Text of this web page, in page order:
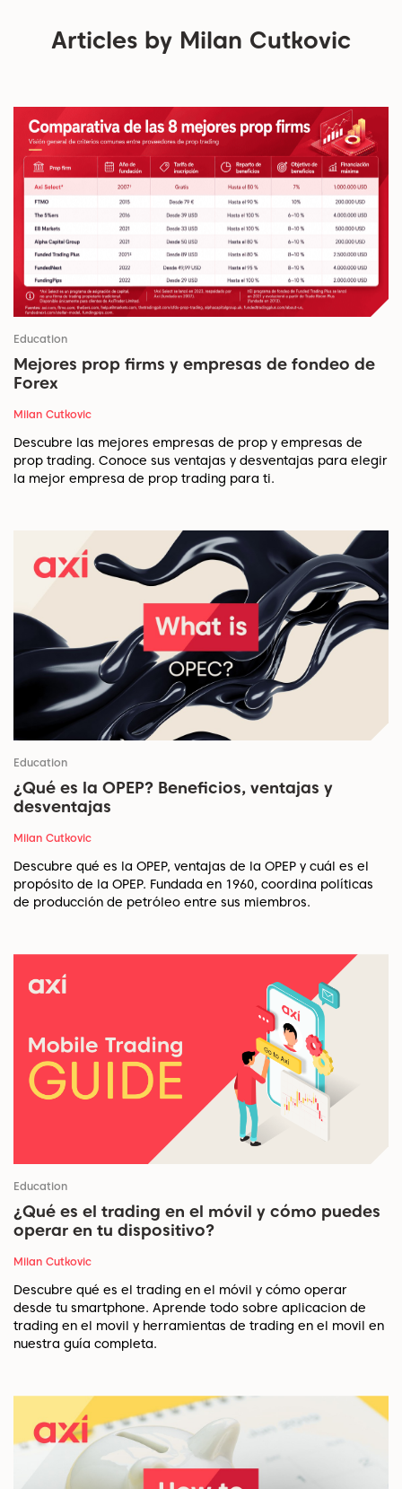
Articles by Milan Cutkovic
Education
Mejores prop firms y empresas de fondeo de
Forex
Milan Cutkovic
Descubre las mejores empresas de prop y empresas de
prop trading. Conoce sus ventajas y desventajas para elegir
la mejor empresa de prop trading para ti.
Education
¿Qué es la OPEP? Beneficios, ventajas y
desventajas
Milan Cutkovic
Descubre qué es la OPEP, ventajas de la OPEP y cuál es el
propósito de la OPEP. Fundada en 1960, coordina políticas
de producción de petróleo entre sus miembros.
Education
¿Qué es el trading en el móvil y cómo puedes
operar en tu dispositivo?
Milan Cutkovic
Descubre qué es el trading en el móvil y cómo operar
desde tu smartphone. Aprende todo sobre aplicacion de
trading en el movil y herramientas de trading en el movil en
nuestra guía completa.